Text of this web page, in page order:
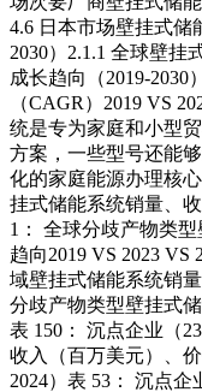
4.6 日本市场壁挂式储
2030）2.1.1 全球壁挂
成长趋向（2019-2030
（CAGR）2019 VS
统是专为家庭和小型
方案，一些型号还能
化的家庭能源办理核
挂式储能系统销量、
1： 全球分歧产物类
趋向2019 VS 2023
域壁挂式储能系统销
分歧产物类型壁挂式
表 150： 沉点企业（
收入（百万美元）、
2024）表 53： 沉点